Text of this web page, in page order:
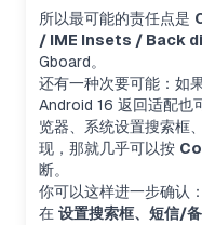
所以最可能的责任点是
/ IME Insets / Back
Gboard。
还有一种次要可能：如
Android 16 返回适配也
览器、系统设置搜索框
现，那就几乎可以按
断。
你可以这样进一步确认：
在 设置搜索框、短信/